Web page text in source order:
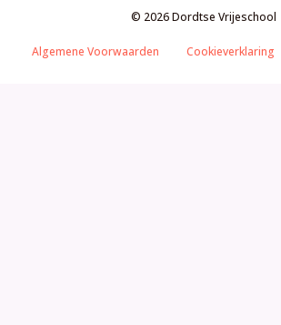
© 2026 Dordtse Vrijeschool
Algemene Voorwaarden Cookieverklaring